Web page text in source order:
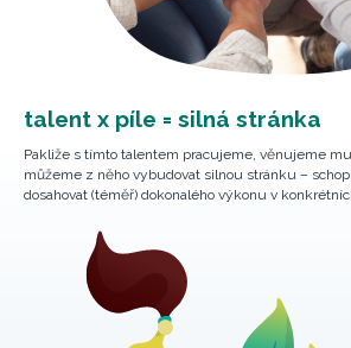
talent x píle = silná stránka
Pakliže s tímto talentem pracujeme, věnujeme
můžeme z něho vybudovat silnou stránku –
dosahovat (téměř) dokonalého výkonu v